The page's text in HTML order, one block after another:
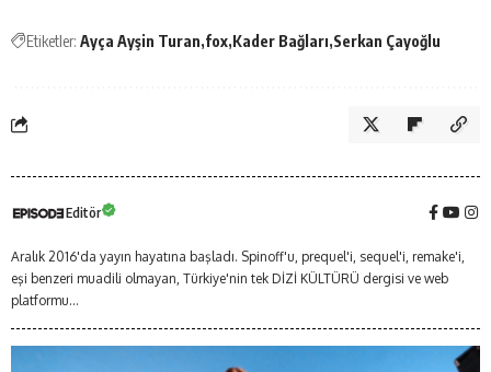
Etiketler: Ayça Ayşin Turan fox Kader Bağları Serkan Çayoğlu
Editör
Aralık 2016'da yayın hayatına başladı. Spinoff'u, prequel'i, sequel'i, remake'i,
eşi benzeri muadili olmayan, Türkiye'nin tek DİZİ KÜLTÜRÜ dergisi ve web
platformu...